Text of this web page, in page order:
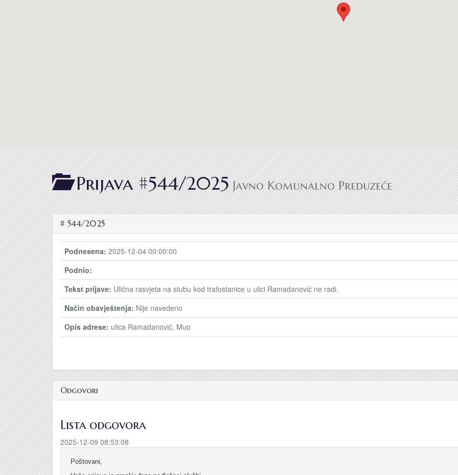
Prijava #544/2025Javno Komunalno Preduzeće
# 544/2025
Podnesena: 2025-12-04 00:00:00
Podnio:
Tekst prijave: Ulična rasvjeta na stubu kod trafostanice u ulici Ramadanović ne radi.
Način obavještenja: Nije navedeno
Opis adrese: ulica Ramadanović, Muo
Odgovori
Lista odgovora
2025-12-09 08:53:08
Poštovani,